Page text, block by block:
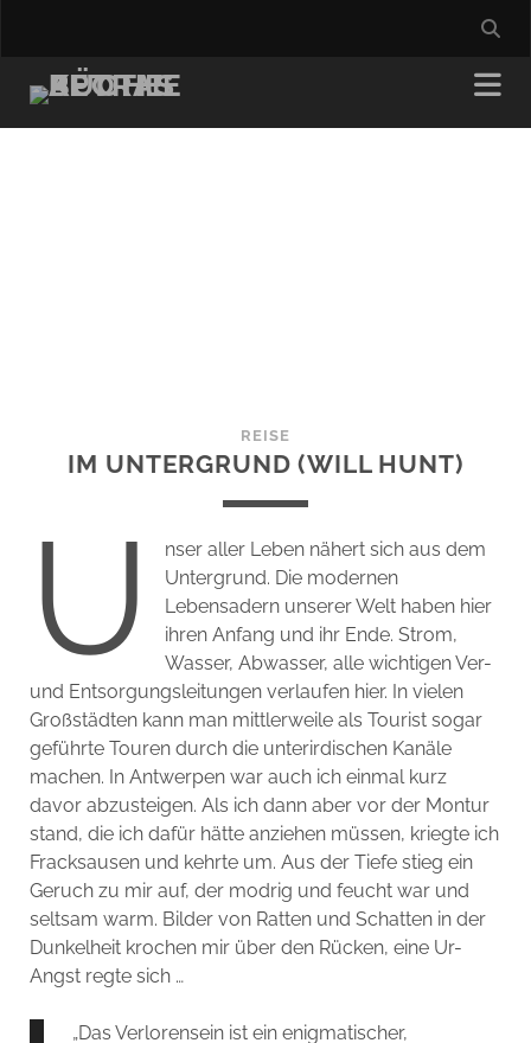
REISE
IM UNTERGRUND (WILL HUNT)
U
nser aller Leben nähert sich aus dem
Untergrund. Die modernen
Lebensadern unserer Welt haben hier
ihren Anfang und ihr Ende. Strom,
Wasser, Abwasser, alle wichtigen Ver-
und Entsorgungsleitungen verlaufen hier. In vielen
Großstädten kann man mittlerweile als Tourist sogar
geführte Touren durch die unterirdischen Kanäle
machen. In Antwerpen war auch ich einmal kurz
davor abzusteigen. Als ich dann aber vor der Montur
stand, die ich dafür hätte anziehen müssen, kriegte ich
Fracksausen und kehrte um. Aus der Tiefe stieg ein
Geruch zu mir auf, der modrig und feucht war und
seltsam warm. Bilder von Ratten und Schatten in der
Dunkelheit krochen mir über den Rücken, eine Ur-
Angst regte sich …
„Das Verlorensein ist ein enigmatischer,